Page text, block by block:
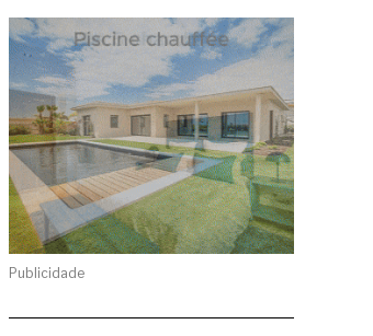
Publicidade